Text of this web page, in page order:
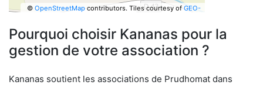
© OpenStreetMapcontributors. Tiles courtesy of GEO-
Pourquoi choisir Kananas pour la
gestion de votre association ?
Kananas soutient les associations de Prudhomat dans